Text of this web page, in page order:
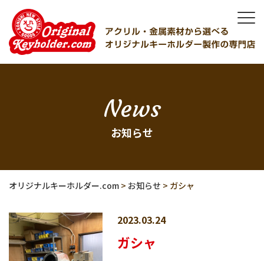
News
お知らせ
オリジナルキーホルダー.com > お知らせ > ガシャ
2023.03.24
ガシャ